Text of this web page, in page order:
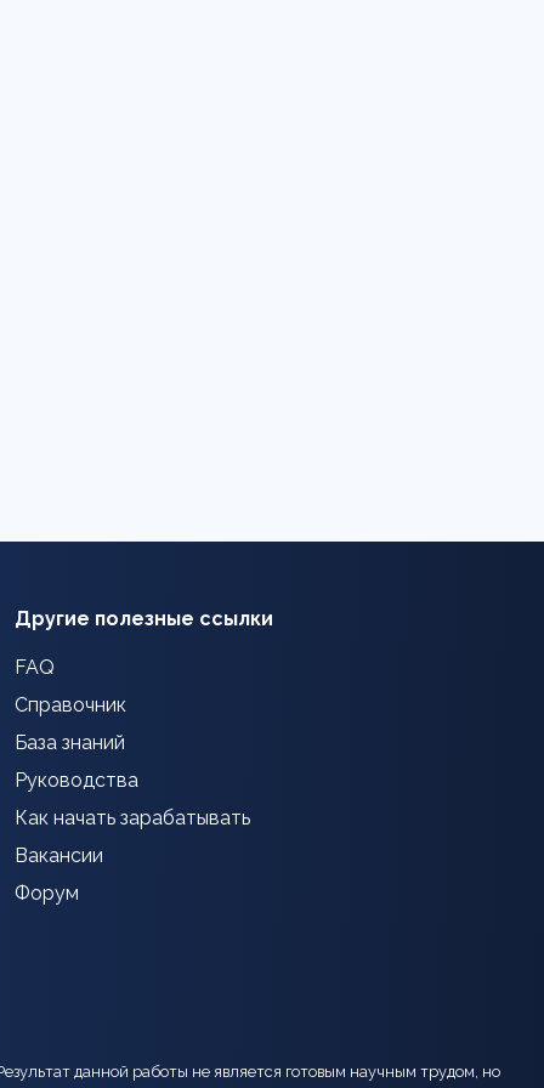
Другие полезные ссылки
FAQ
Справочник
База знаний
Руководства
Как начать зарабатывать
Вакансии
Форум
данной работы не является готовым научным трудом, но